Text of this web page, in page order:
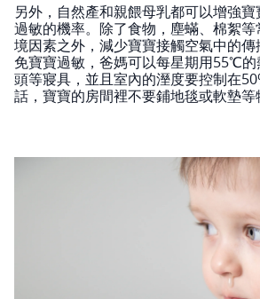
另外，自然產和親餵母乳都可以增強
過敏的機率。除了食物，塵蟎、棉絮
境因素之外，減少寶寶接觸空氣中的
免寶寶過敏，爸媽可以每星期用55℃
頭等寢具，並且室內的溼度要控制在
話，寶寶的房間裡不要鋪地毯或軟墊等